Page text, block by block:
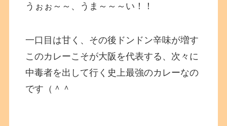
うぉぉ～～、うま～～～い！！
一口目は甘く、その後ドンドン辛味が増す
このカレーこそが大阪を代表する、次々に
中毒者を出して行く史上最強のカレーなの
です（＾＾